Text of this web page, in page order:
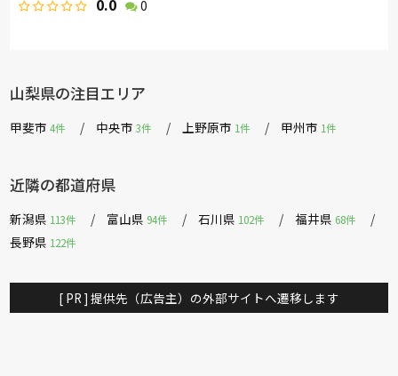
0
山梨県の注目エリア
甲斐市4件 中央市3件 上野原市 1件 甲州市 1件
近隣の都道府県
新潟県 113件 富山県 94件 石川県 102件 福井県 68件
長野県 122件
[ PR ] 提供先（広告主）の外部サイトへ遷移します